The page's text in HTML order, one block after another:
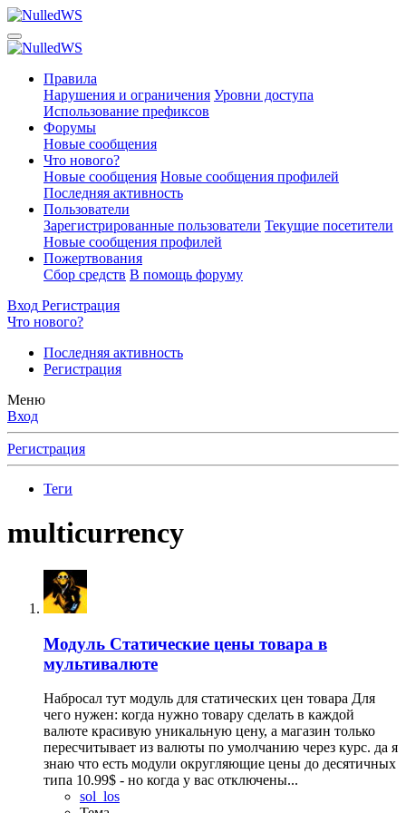
Правила
Нарушения и ограничения Уровни доступа
Использование префиксов
Форумы
Новые сообщения
Что нового?
Новые сообщения Новые сообщения профилей
Последняя активность
Пользователи
Зарегистрированные пользователи Текущие посетители
Новые сообщения профилей
Пожертвования
Сбор средств В помощь форуму
Вход Регистрация
Что нового?
Последняя активность
Регистрация
Меню
Вход
Регистрация
Теги
multicurrency
Модуль Статические цены товара в
мультивалюте
Набросал тут модуль для статических цен товара Для
чего нужен: когда нужно товару сделать в каждой
валюте красивую уникальную цену, а магазин только
пересчитывает из валюты по умолчанию через курс. да я
знаю что есть модули округляющие цены до десятичных
типа 10.99$ - но когда у вас отключены...
sol_los